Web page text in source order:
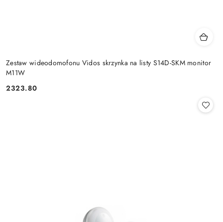
Zestaw wideodomofonu Vidos skrzynka na listy S14D-SKM monitor
M11W
Cena:
2323.80